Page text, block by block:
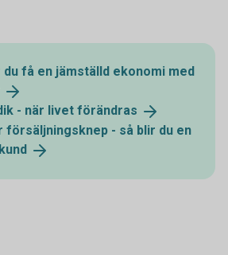
du få en jämställd ekonomi med
- när livet förändras
försäljningsknep - så blir du en
kund